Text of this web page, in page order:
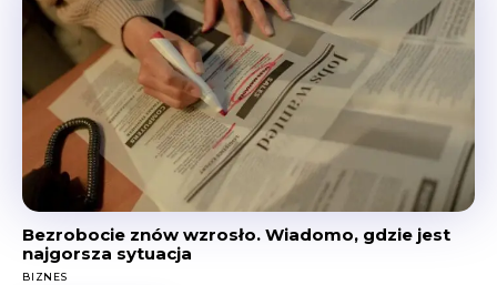
Bezrobocie znów wzrosło. Wiadomo, gdzie jest
najgorsza sytuacja
BIZNES